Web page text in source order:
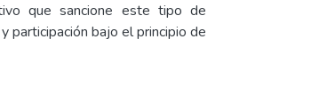
que sancione este tipo de
participación bajo el principio de